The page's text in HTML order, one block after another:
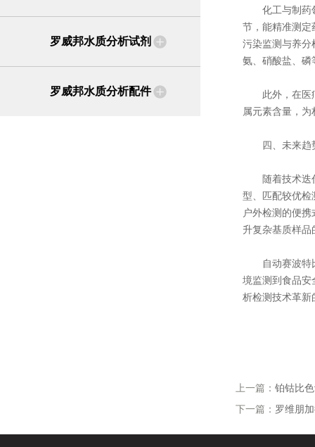
罗威邦水质分析试剂
罗威邦水质分析配件
化工与制药领
节，能精准测定
污染监测与养分
氨、硝酸盐、磷
此外，在医疗
属元素含量，
四、未来趋势
随着技术迭代
型、匹配较优检
户外检测的便
升复杂基质样品
自动赛波特比
境监测到食品安
析检测技术革新
上一篇： 铂钴比
下一篇： 罗维朋